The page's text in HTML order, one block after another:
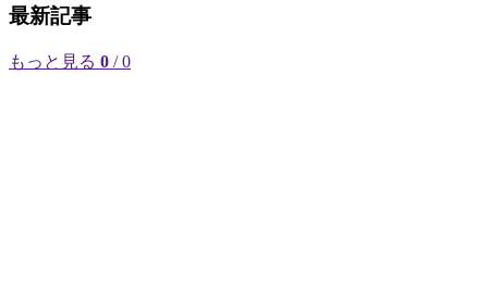
最新記事
もっと見る 0 / 0